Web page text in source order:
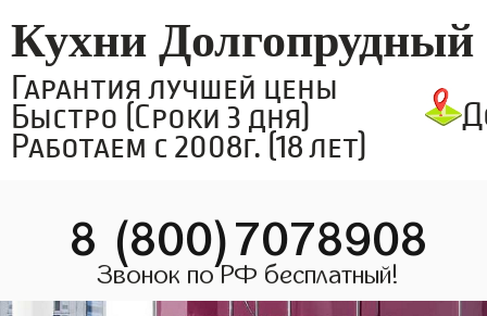
Кухни Долгопрудный
Гарантия лучшей цены
Быстро (Сроки 3 дня)
Работаем с 2008г. (18 лет)
8 (800)7078908
Звонок по РФ бесплатный!